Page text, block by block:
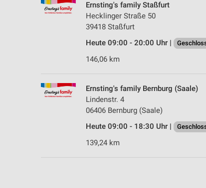
Ernsting's family Staßfurt
Hecklinger Straße 50
39418 Staßfurt
Heute 09:00 - 20:00 Uhr |
146,06 km
Ernsting's family Bernburg (Saale)
Lindenstr. 4
06406 Bernburg (Saale)
Heute 09:00 - 18:30 Uhr |
139,24 km